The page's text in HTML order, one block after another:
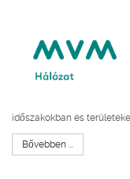
időszakokban és
Bővebben ...